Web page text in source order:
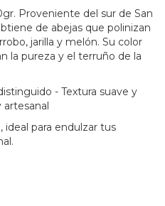
Proveniente del sur de San
de abejas que polinizan
jarilla y melón. Su color
la pureza y el terruño de la
- Textura suave y
para endulzar tus